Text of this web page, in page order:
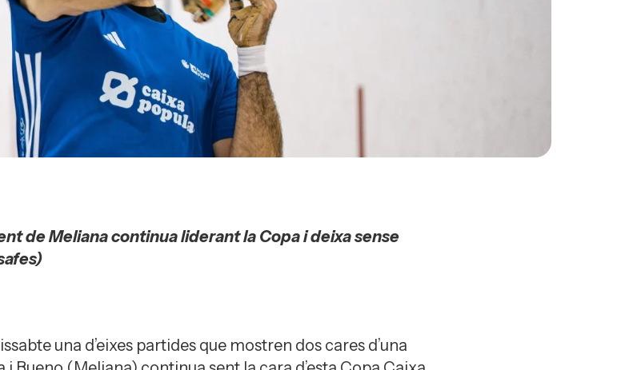
de Meliana continua liderant la Copa i deixa sense
una d’eixes partides que mostren dos cares d’una